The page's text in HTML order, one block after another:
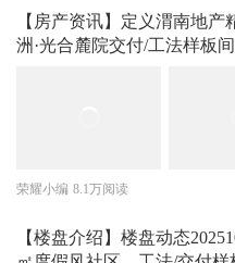
【房产资讯】定义渭南地产
洲·光合麓院交付/工法样板
荣耀小编 8.1万阅读
【楼盘介绍】楼盘动态